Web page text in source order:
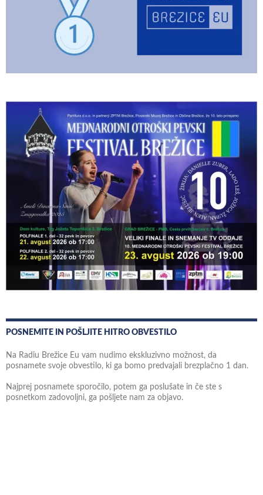
POSNEMITE IN POŠLJITE HITRO OBVESTILO
Na Radiu Brežice Eu vam nudimo ekskluzivno možnost, da
posnamete svoje obvestilo, ki ga bomo predvajali brezplačno 1 dan.
Najprej posnamete sporočilo, potem ga poslušate in če ste s
posnetkom zadovoljni, ga pošljete nam za objavo.